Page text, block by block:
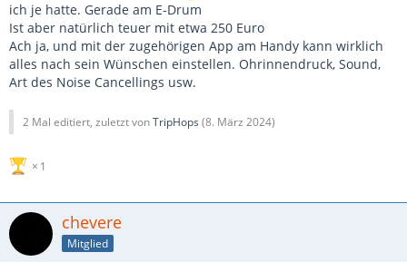
ich je hatte. Gerade am E-Drum
Ist aber natürlich teuer mit etwa 250 Euro
Ach ja, und mit der zugehörigen App am Handy kann wirklich
alles nach sein Wünschen einstellen. Ohrinnendruck, Sound,
Art des Noise Cancellings usw.
2 Mal editiert, zuletzt vonTripHops (8. März 2024)
1
chevere
Mitglied